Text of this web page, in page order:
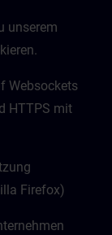
unserem
Websockets
HTTPS mit
Firefox)